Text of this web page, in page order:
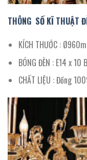
THÔNG SỐ KĨ THUẬT
KÍCH THƯỚC :
BÓNG ĐÈN : E14 x 10
CHẤT LIỆU : Đồng